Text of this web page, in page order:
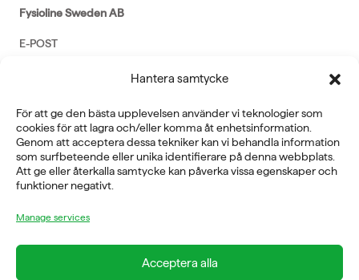
Hantera samtycke
För att ge den bästa upplevelsen använder vi teknologier som
cookies för att lagra och/eller komma åt enhetsinformation.
Genom att acceptera dessa tekniker kan vi behandla information
som surfbeteende eller unika identifierare på denna webbplats.
Att ge eller återkalla samtycke kan påverka vissa egenskaper och
funktioner negativt.
Manage services
Acceptera alla
Fysioline Sweden AB
E-POST
08-760 6100
ADRESS